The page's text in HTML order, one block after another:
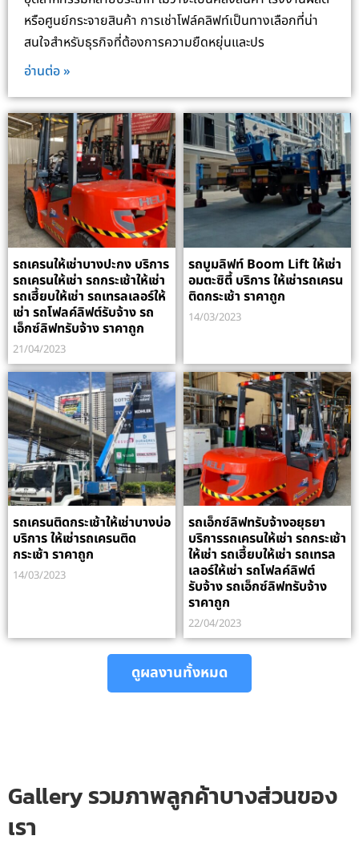
หรือศูนย์กระจายสินค้า การเช่าโฟล์คลิฟท์เป็นทางเลือกที่น่า
สนใจสำหรับธุรกิจที่ต้องการความยืดหยุ่นและปร
อ่านต่อ »
รถเครนให้เช่าบางปะกง บริการ
รถเครนให้เช่า รถกระเช้าให้เช่า
รถเฮี้ยบให้เช่า รถเทรลเลอร์ให้
เช่า รถโฟลค์ลิฟต์รับจ้าง รถ
เอ็กซ์ลิฟทรับจ้าง ราคาถูก
21/04/2023
รถบูมลิฟท์ Boom Lift ให้เช่า
อมตะซิตี้ บริการ ให้เช่ารถเครน
ติดกระเช้า ราคาถูก
14/03/2023
รถเครนติดกระเช้าให้เช่าบางบ่อ
บริการ ให้เช่ารถเครนติด
กระเช้า ราคาถูก
14/03/2023
รถเอ็กซ์ลิฟทรับจ้างอยุธยา
บริการรถเครนให้เช่า รถกระเช้า
ให้เช่า รถเฮี้ยบให้เช่า รถเทรล
เลอร์ให้เช่า รถโฟลค์ลิฟต์
รับจ้าง รถเอ็กซ์ลิฟทรับจ้าง
ราคาถูก
22/04/2023
ดูผลงานทั้งหมด
Gallery รวมภาพลูกค้าบางส่วนของ
เรา